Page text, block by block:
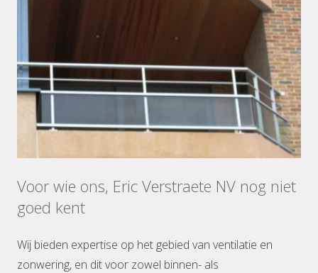
Voor wie ons, Eric Verstraete NV nog niet
goed kent
Wij bieden expertise op het gebied van ventilatie en
zonwering, en dit voor zowel binnen- als